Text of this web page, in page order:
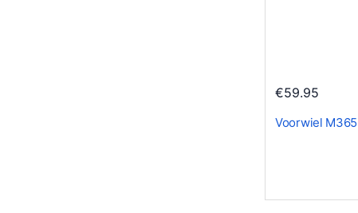
€59.95
Voorwiel